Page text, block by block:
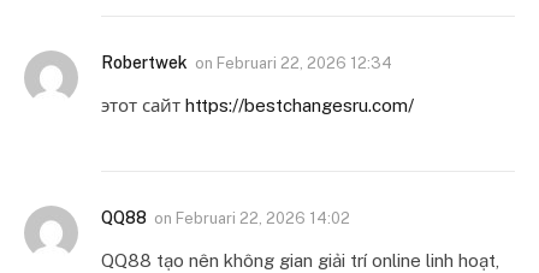
Robertwek on Februari 22, 2026 12:34
этот сайт https://bestchangesru.com/
QQ88 on Februari 22, 2026 14:02
QQ88 tạo nên không gian giải trí online linh hoạt,